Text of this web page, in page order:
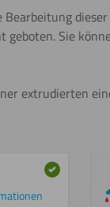
Sie
extrudierten